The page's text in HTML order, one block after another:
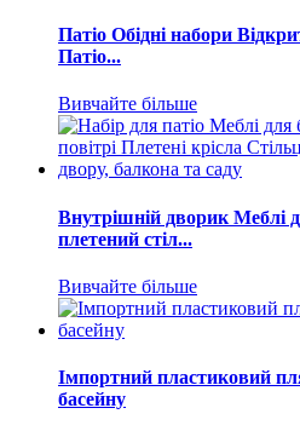
Патіо Обідні набори
Патіо...
Вивчайте більше
Внутрішній дворик Меблі
плетений стіл...
Вивчайте більше
Імпортний пластиковий
басейну